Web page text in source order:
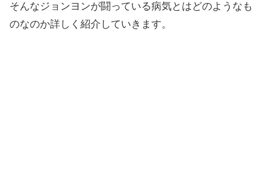
そんなジョンヨンが闘っている病気とはどのようなも
のなのか詳しく紹介していきます。